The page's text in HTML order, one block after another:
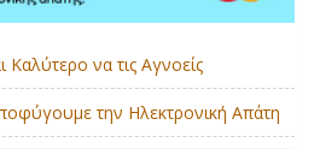
Καλύτερο να τις Αγνοείς
την Ηλεκτρονική Απάτη